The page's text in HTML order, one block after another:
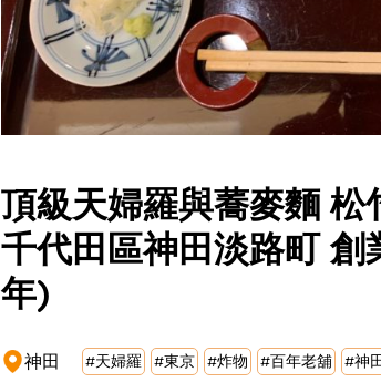
頂級天婦羅與蕎麥麵
千代田區神田淡路町 創
年)
神田 #天婦羅 #東京 #炸物 #百年老舖 #神